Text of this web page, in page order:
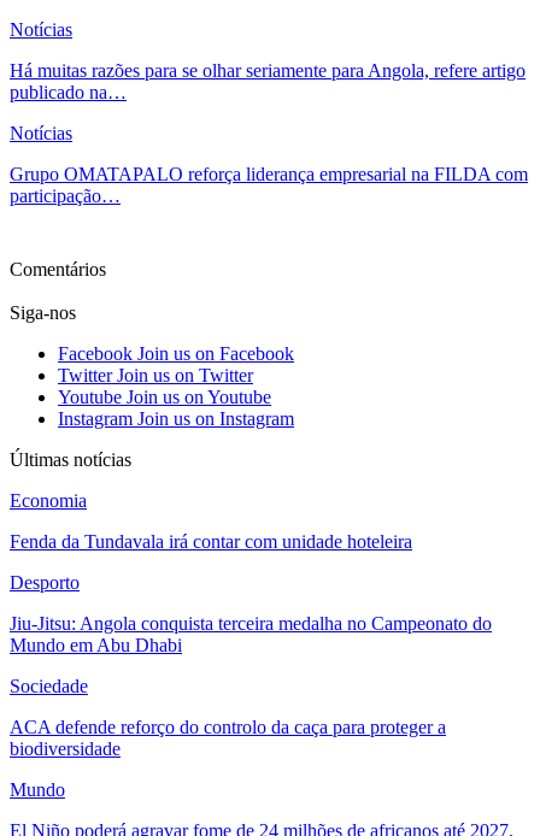
Notícias
Há muitas razões para se olhar seriamente para Angola, refere artigo
publicado na…
Notícias
Grupo OMATAPALO reforça liderança empresarial na FILDA com
participação…
Comentários
Siga-nos
Facebook Join us on Facebook
Twitter Join us on Twitter
Youtube Join us on Youtube
Instagram Join us on Instagram
Últimas notícias
Economia
Fenda da Tundavala irá contar com unidade hoteleira
Desporto
Jiu-Jitsu: Angola conquista terceira medalha no Campeonato do
Mundo em Abu Dhabi
Sociedade
ACA defende reforço do controlo da caça para proteger a
biodiversidade
Mundo
El Niño poderá agravar fome de 24 milhões de africanos até 2027,